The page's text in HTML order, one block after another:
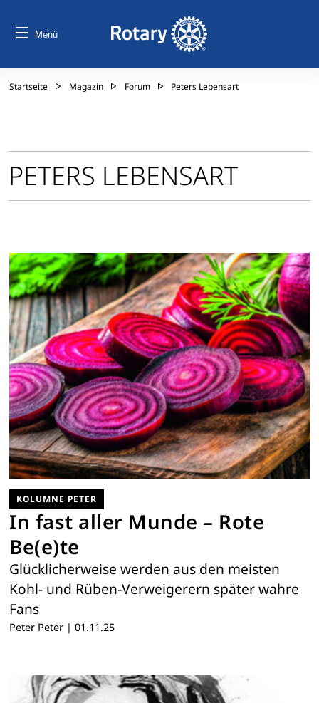
Menü
Startseite Magazin Forum Peters Lebensart
PETERS LEBENSART
KOLUMNE PETER
In fast aller Munde – Rote
Be(e)te
Glücklicherweise werden aus den meisten
Kohl- und Rüben-Verweigerern später wahre
Fans
Peter Peter | 01.11.25